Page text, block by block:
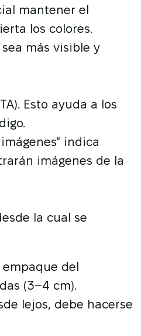
mantener el
los colores.
más visible y
Esto ayuda a los
indica
imágenes de la
la cual se
del
(3–4 cm).
lejos, debe hacerse